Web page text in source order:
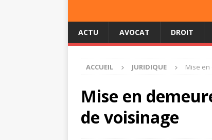
ACTU AVOCAT DROIT
ACCUEIL JURIDIQUE Mise
Mise en
de voisinage